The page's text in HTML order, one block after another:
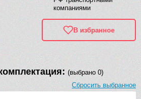
компаниями
В избранное
(выбрано 0)
Сбросить выбранное